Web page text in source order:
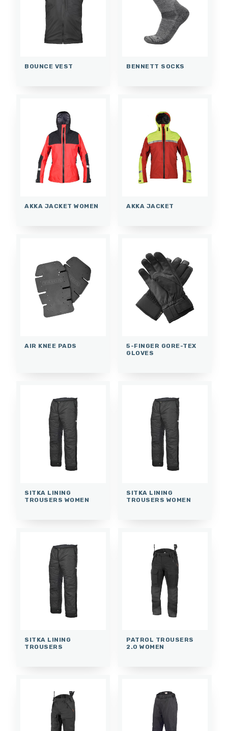
BOUNCE VEST BENNETT SOCKS
AKKA JACKET WOMEN AKKA JACKET
AIR KNEE PADS
5-FINGER GORE-TEX
GLOVES
SITKA LINING
TROUSERS WOMEN
SITKA LINING
TROUSERS WOMEN
SITKA LINING
TROUSERS
PATROL TROUSERS
2.0 WOMEN